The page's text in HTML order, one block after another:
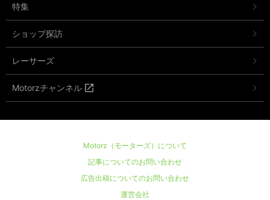
特集
ショップ探訪
レーサーズ
Motorzチャンネル
Motorz（モーターズ）について
記事についてのお問い合わせ
広告出稿についてのお問い合わせ
運営会社